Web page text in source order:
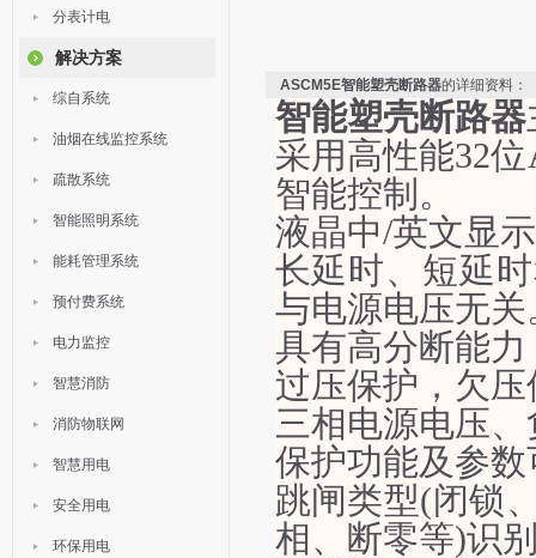
分表计电
解决方案
综自系统
油烟在线监控系统
疏散系统
智能照明系统
能耗管理系统
预付费系统
电力监控
智慧消防
消防物联网
智慧用电
安全用电
环保用电
ASCM5E智能塑壳断路器的详细资料：
智能塑壳断路器
采用高性能32
智能控制。
液晶中/英文显
长延时、短延
与电源电压无关
具有高分断能
过压保护，欠
三相电源电压
保护功能及参
跳闸类型(闭锁
相、断零等)识